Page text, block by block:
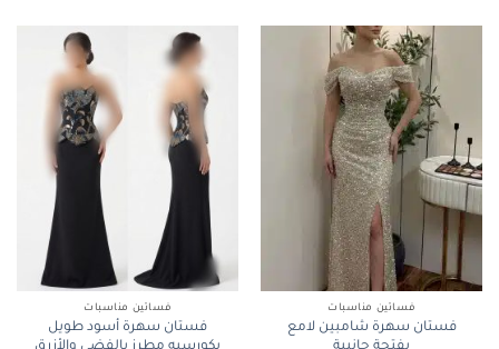
فساتين مناسبات
فستان سهرة شامبين لامع
فساتين مناسبات
فستان سهرة أسود طويل